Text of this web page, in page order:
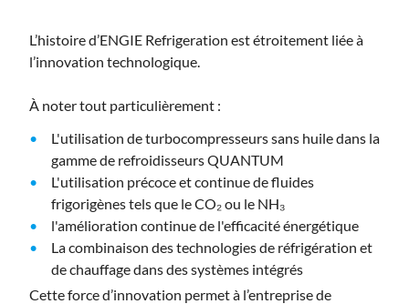
L’histoire d’ENGIE Refrigeration est étroitement liée à
l’innovation technologique.
À noter tout particulièrement :
L'utilisation de turbocompresseurs sans huile dans la
gamme de refroidisseurs QUANTUM
L'utilisation précoce et continue de fluides
frigorigènes tels que le CO₂ ou le NH₃
l'amélioration continue de l'efficacité énergétique
La combinaison des technologies de réfrigération et
de chauffage dans des systèmes intégrés
Cette force d’innovation permet à l’entreprise de